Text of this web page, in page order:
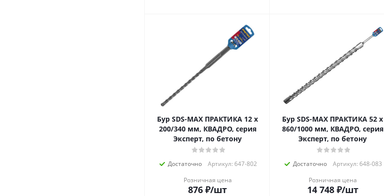
Бур SDS-MAX ПРАКТИКА 12 х
200/340 мм, КВАДРО, серия
Эксперт, по бетону
Достаточно
Артикул: 647-802
Розничная цена
876 ₽/шт
Бур SDS-MAX ПРАКТИКА 52 х
860/1000 мм, КВАДРО, серия
Эксперт, по бетону
Достаточно
Артикул: 648-083
Розничная цена
14 748₽/шт